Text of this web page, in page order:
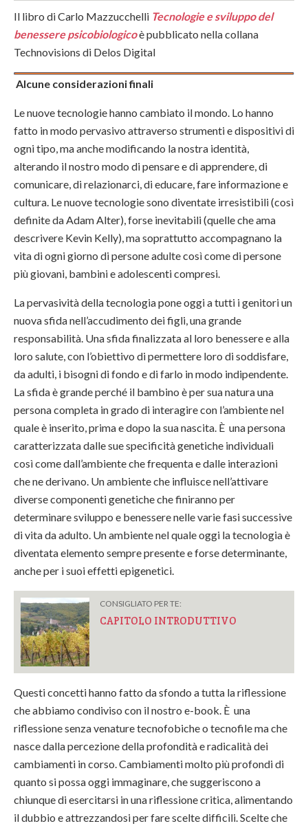
Il libro di Carlo Mazzucchelli Tecnologie e sviluppo del
benessere psicobiologicoè pubblicato nella collana
Technovisions di Delos Digital
Alcune considerazioni finali
Le nuove tecnologie hanno cambiato il mondo. Lo hanno
fatto in modo pervasivo attraverso strumenti e dispositivi di
ogni tipo, ma anche modificando la nostra identità,
alterando il nostro modo di pensare e di apprendere, di
comunicare, di relazionarci, di educare, fare informazione e
cultura. Le nuove tecnologie sono diventate irresistibili (così
definite da Adam Alter), forse inevitabili (quelle che ama
descrivere Kevin Kelly), ma soprattutto accompagnano la
vita di ogni giorno di persone adulte così come di persone
più giovani, bambini e adolescenti compresi.
La pervasività della tecnologia pone oggi a tutti i genitori un
nuova sfida nell’accudimento dei figli, una grande
responsabilità. Una sfida finalizzata al loro benessere e alla
loro salute, con l’obiettivo di permettere loro di soddisfare,
da adulti, i bisogni di fondo e di farlo in modo indipendente.
La sfida è grande perché il bambino è per sua natura una
persona completa in grado di interagire con l’ambiente nel
quale è inserito, prima e dopo la sua nascita. È una persona
caratterizzata dalle sue specificità genetiche individuali
così come dall’ambiente che frequenta e dalle interazioni
che ne derivano. Un ambiente che influisce nell’attivare
diverse componenti genetiche che finiranno per
determinare sviluppo e benessere nelle varie fasi successive
di vita da adulto. Un ambiente nel quale oggi la tecnologia è
diventata elemento sempre presente e forse determinante,
anche per i suoi effetti epigenetici.
CONSIGLIATO PER TE:
CAPITOLO INTRODUTTIVO
Questi concetti hanno fatto da sfondo a tutta la riflessione
che abbiamo condiviso con il nostro e-book. È una
riflessione senza venature tecnofobiche o tecnofile ma che
nasce dalla percezione della profondità e radicalità dei
cambiamenti in corso. Cambiamenti molto più profondi di
quanto si possa oggi immaginare, che suggeriscono a
chiunque di esercitarsi in una riflessione critica, alimentando
il dubbio e attrezzandosi per fare scelte difficili. Scelte che